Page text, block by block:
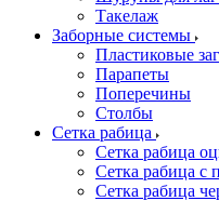
Такелаж
Заборные системы
Пластиковые
Парапеты
Поперечины
Столбы
Сетка рабица
Сетка рабица
Сетка рабица
Сетка рабица